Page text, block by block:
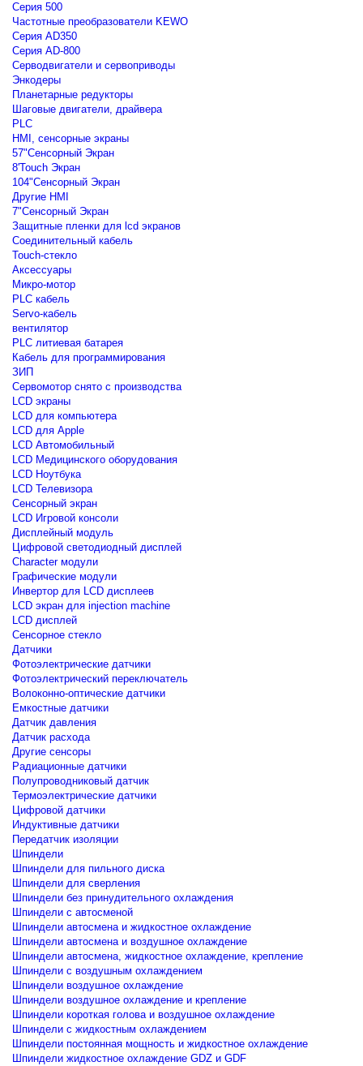
Серия 500
Частотные преобразователи KEWO
Серия AD350
Серия AD-800
Серводвигатели и сервоприводы
Энкодеры
Планетарные редукторы
Шаговые двигатели, драйвера
PLC
HMI, сенсорные экраны
57"Сенсорный Экран
8'Touch Экран
104"Сенсорный Экран
Другие HMI
7"Сенсорный Экран
Защитные пленки для lcd экранов
Соединительный кабель
Touch-стекло
Аксессуары
Микро-мотор
PLC кабель
Servo-кабель
вентилятор
PLC литиевая батарея
Кабель для программирования
ЗИП
Сервомотор снято с производства
LCD экраны
LCD для компьютера
LCD для Apple
LCD Автомобильный
LCD Медицинского оборудования
LCD Ноутбука
LCD Телевизора
Сенсорный экран
LCD Игровой консоли
Дисплейный модуль
Цифровой светодиодный дисплей
Сharacter модули
Графические модули
Инвертор для LCD дисплеев
LCD экран для injection machine
LCD дисплей
Сенсорное стекло
Датчики
Фотоэлектрические датчики
Фотоэлектрический переключатель
Волоконно-оптические датчики
Емкостные датчики
Датчик давления
Датчик расхода
Другие сенсоры
Радиационные датчики
Полупроводниковый датчик
Термоэлектрические датчики
Цифровой датчики
Индуктивные датчики
Передатчик изоляции
Шпиндели
Шпиндели для пильного диска
Шпиндели для сверления
Шпиндели без принудительного охлаждения
Шпиндели с автосменой
Шпиндели автосмена и жидкостное охлаждение
Шпиндели автосмена и воздушное охлаждение
Шпиндели автосмена, жидкостное охлаждение, крепление
Шпиндели с воздушным охлаждением
Шпиндели воздушное охлаждение
Шпиндели воздушное охлаждение и крепление
Шпиндели короткая голова и воздушное охлаждение
Шпиндели с жидкостным охлаждением
Шпиндели постоянная мощность и жидкостное охлаждение
Шпиндели жидкостное охлаждение GDZ и GDF